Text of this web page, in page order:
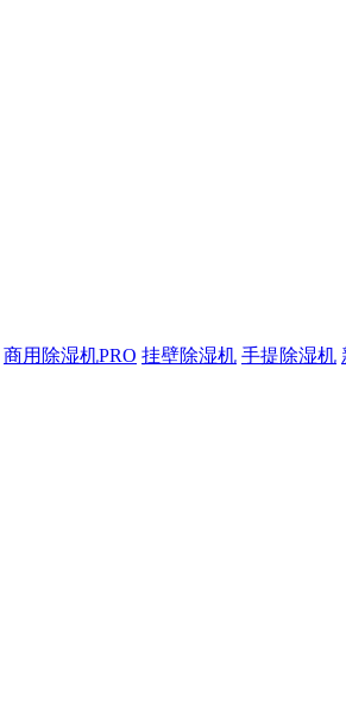
商用除湿机PRO 挂壁除湿机 手提除湿机